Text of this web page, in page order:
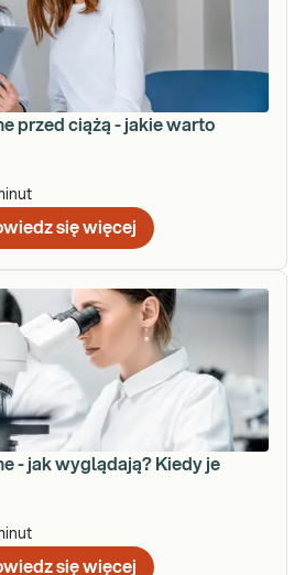
przed ciążą - jakie warto
się więcej
- jak wyglądają? Kiedy je
się więcej